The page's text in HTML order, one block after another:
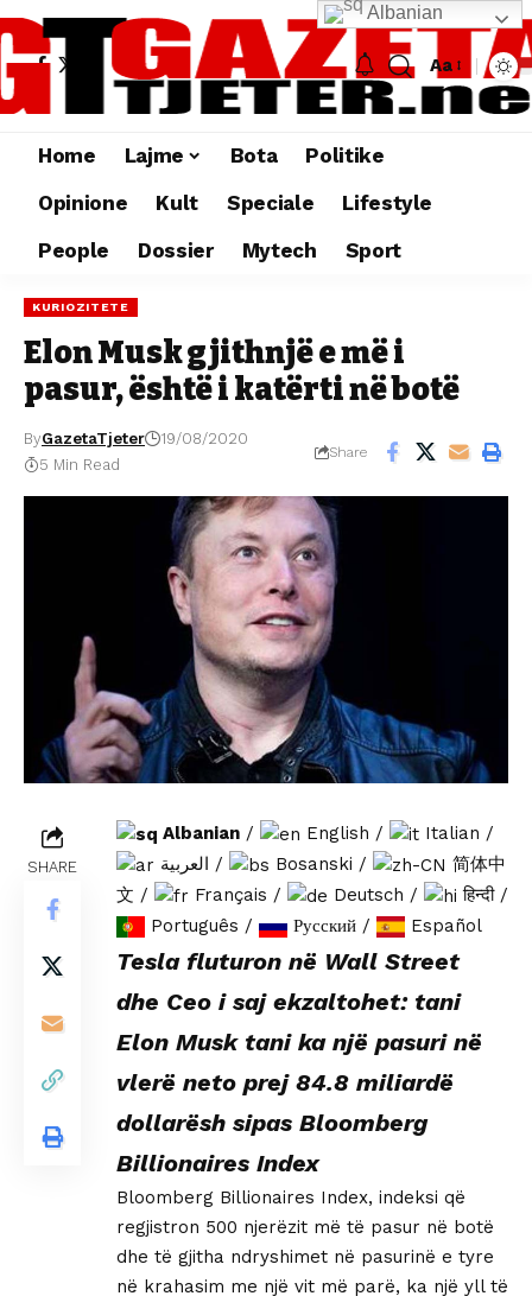
Aa
Home Lajme Bota
Politike
Opinione
Kult Speciale
Lifestyle
People
Dossier Mytech Sport
KURIOZITETE
Elon Musk gjithnjë e më i
pasur, është i katërti në botë
ByGazetaTjeter
19/08/2020
5 Min Read
Share
SHARE
Albanian / English / Italian /
العربية / Bosanski /
简体中
文 / Français / Deutsch / हिन्दी/
Português / Русский / Español
Tesla fluturon në Wall Street
dhe Ceo i saj ekzaltohet: tani
Elon Musk tani ka një pasuri në
vlerë neto prej 84.8 miliardë
dollarësh sipas Bloomberg
Billionaires Index
Bloomberg Billionaires Index, indeksi që
regjistron 500 njerëzit më të pasur në botë
dhe të gjitha ndryshimet në pasurinë e tyre
në krahasim me një vit më parë, ka një yll të
Albanian